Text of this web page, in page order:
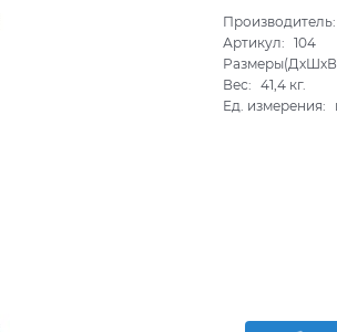
Артикул:
104
Размеры(ДхШхВ
Вес:
41,4 кг.
Ед. измерения: